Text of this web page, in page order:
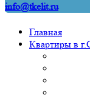
info@tkelit.ru
Главная
Квартиры в